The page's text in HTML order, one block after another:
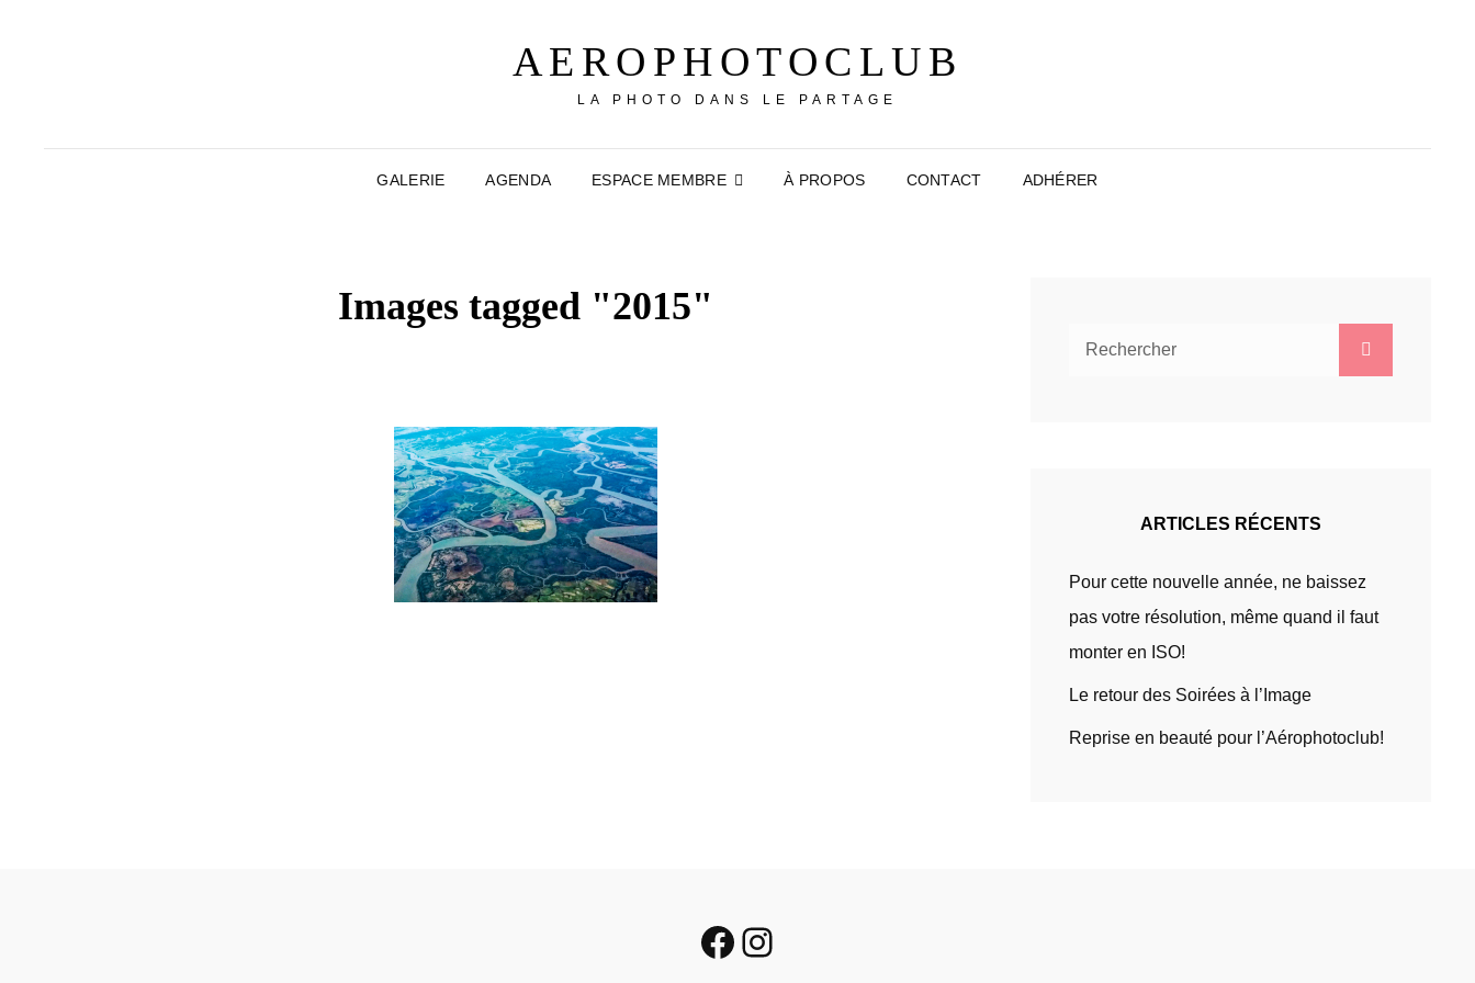
AEROPHOTOCLUB
LA PHOTO DANS LE PARTAGE
GALERIE AGENDA ESPACE MEMBRE À PROPOS CONTACT ADHÉRER
Images tagged "2015"
ARTICLES RÉCENTS
Pour cette nouvelle année, ne baissez
pas votre résolution, même quand il faut
monter en ISO!
Le retour des Soirées à l’Image
Reprise en beauté pour l’Aérophotoclub!
Facebook
Instagram